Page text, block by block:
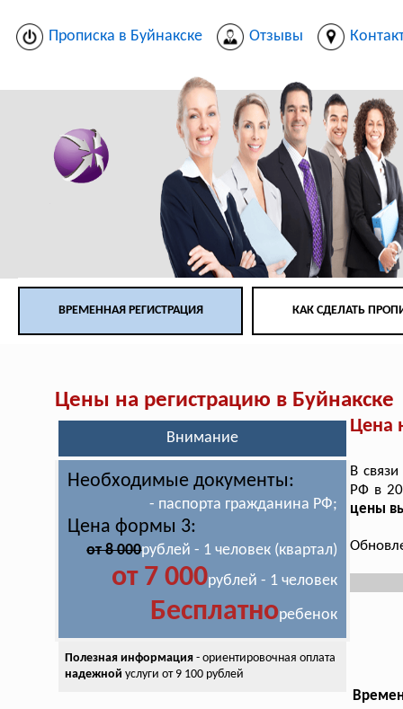
Прописка в Буйнакске Отзывы
ВРЕМЕННАЯ РЕГИСТРАЦИЯ КАК СДЕЛАТЬ
Цены на регистрацию в Буйнакске
Внимание
Необходимые документы:
- паспорта гражданина РФ;
Цена формы 3:
от 8 000рублей - 1 человек (квартал)
от 7 000рублей - 1 человек
Бесплатноребенок
Полезная информация- ориентировочная оплата
надежной услуги от 9 100 рублей
Цена
В
РФ в
цены